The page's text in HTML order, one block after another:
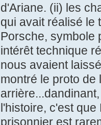
d'Ariane. (ii) les
qui avait réalisé le
Porsche, symbole
intérêt technique
nous avaient
montré le proto de
l'histoire, c'est
prisonnier est